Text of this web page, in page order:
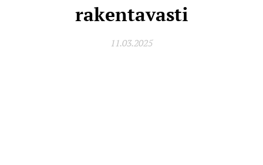
rakentavasti
11.03.2025